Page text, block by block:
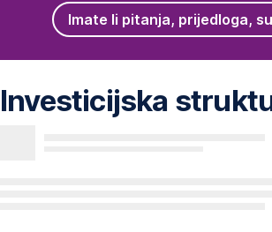
Imate li pitanja, prijedloga,
Investicijska